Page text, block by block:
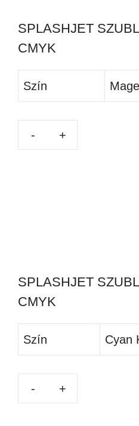
SPLASHJET
CMYK
Szín
SPLASHJET
CMYK
Szín Cyan